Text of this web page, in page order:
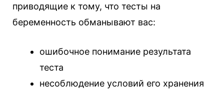
приводящие к тому, что тесты на
беременность обманывают вас:
ошибочное понимание результата
теста
несоблюдение условий его хранения